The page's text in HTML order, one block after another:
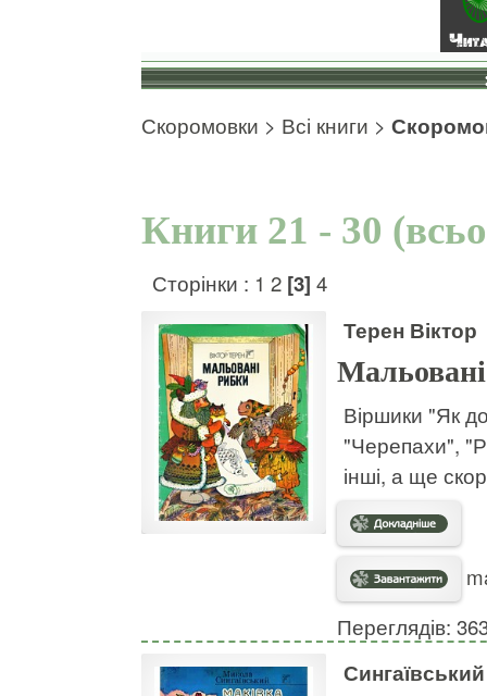
Скоромовки > Всі книги >
Книги 21 - 30
Сторінки : 1 2 [3] 4
Терен Віктор
Віршики "Як
"Черепахи",
інші, а ще
Переглядів: